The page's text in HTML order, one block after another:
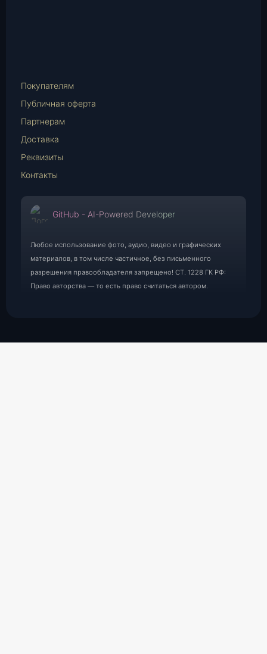
Mail
Покупателям
Публичная оферта
Партнерам
Доставка
Реквизиты
Контакты
GitHub - AI-Powered Developer
Любое использование фото, аудио, видео и графических
материалов, в том числе частичное, без письменного
разрешения правообладателя запрещено! СТ. 1228 ГК РФ:
Право авторства — то есть право считаться автором.